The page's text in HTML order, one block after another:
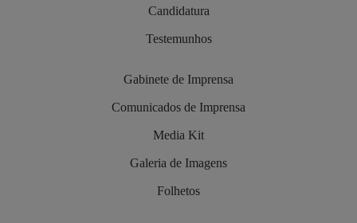
Candidatura
Testemunhos
Gabinete de Imprensa
Comunicados de Imprensa
Media Kit
Galeria de Imagens
Folhetos